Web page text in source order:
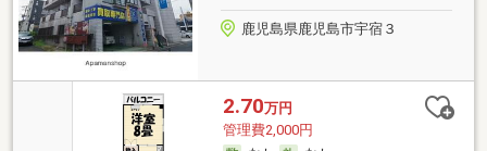
鹿児島県鹿児島市宇宿３
2.70万円
管理費2,000円